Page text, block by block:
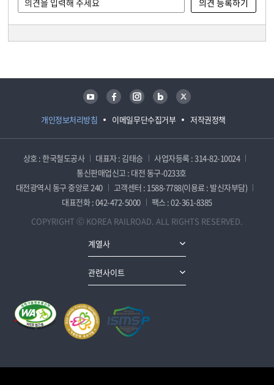
개인정보처리방침 이메일무단수집거부 저작권정책
유튜브 페이스북 인스타그램 블로그 트위터
상호 : 한국철도공사 대표자 : 김태승
사업자등록 : 314-82-10024
통신판매업신고 : 대전 동구-0233호
대전광역시 동구 중앙로 240
고객센터 : 1588-7788(이용료 : 발신자부담)
대표전화 : 042-472-5000
팩스 : 02-361-8385
COPYRIGHT ⓒ KOREA RAILROAD. ALL RIGHTS RESERVED.
계열사
관련사이트